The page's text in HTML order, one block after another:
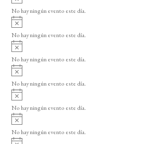
o
v
i
o
No hay ningún evento este día.
A
v
i
o
No hay ningún evento este día.
A
v
i
o
No hay ningún evento este día.
A
v
i
o
No hay ningún evento este día.
A
v
i
o
No hay ningún evento este día.
A
v
i
No hay ningún evento este día.
A